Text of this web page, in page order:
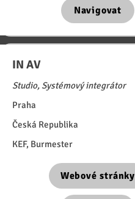
Navigovat
IN AV
Studio, Systémový integrátor
Praha
Česká Republika
KEF, Burmester
Webové stránky